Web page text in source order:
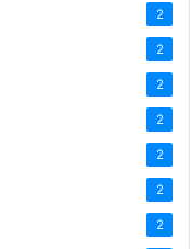
2
2
2
2
2
2
2